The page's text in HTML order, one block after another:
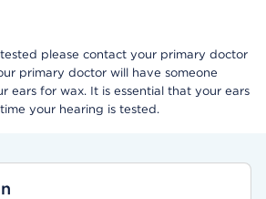
please contact your primary doctor
primary doctor will have someone
ears for wax. It is essential that your ears
your hearing is tested.